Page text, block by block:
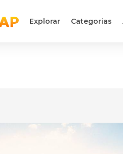
Explorar Categorias